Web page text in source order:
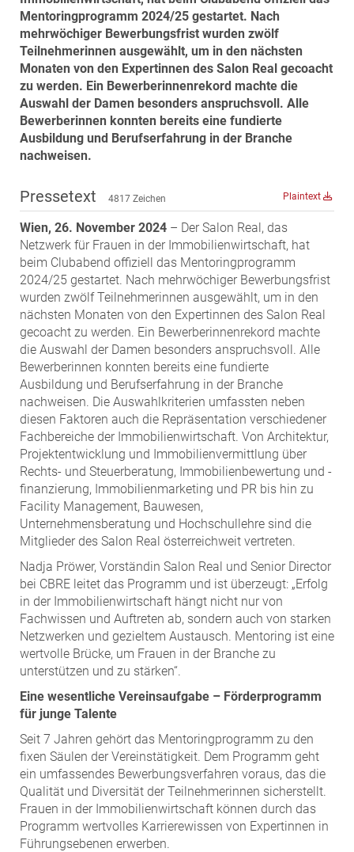
PAYUCA
Raiffeisen Property Holding International
Salon Real
Savoir Vivre Group
Schwabenhaus
STEUP Realitäten
STIX + Partner
VÖPE Next
Verband Österreichischer Versicherungsmakler
Weinrauch Rechtsanwälte
WINEGG Realitäten
ZEHA Real Estate
Media
Pressekontakt
Mentoringprogramm 2024/25 gestartet. Nach
mehrwöchiger Bewerbungsfrist wurden zwölf
Teilnehmerinnen ausgewählt, um in den nächsten
Monaten von den Expertinnen des Salon Real gecoacht
zu werden. Ein Bewerberinnenrekord machte die
Auswahl der Damen besonders anspruchsvoll. Alle
Bewerberinnen konnten bereits eine fundierte
Ausbildung und Berufserfahrung in der Branche
nachweisen.
Pressetext 4817 Zeichen Plaintext
Wien, 26. November 2024 – Der Salon Real, das
Netzwerk für Frauen in der Immobilienwirtschaft, hat
beim Clubabend offiziell das Mentoringprogramm
2024/25 gestartet. Nach mehrwöchiger Bewerbungsfrist
wurden zwölf Teilnehmerinnen ausgewählt, um in den
nächsten Monaten von den Expertinnen des Salon Real
gecoacht zu werden. Ein Bewerberinnenrekord machte
die Auswahl der Damen besonders anspruchsvoll. Alle
Bewerberinnen konnten bereits eine fundierte
Ausbildung und Berufserfahrung in der Branche
nachweisen. Die Auswahlkriterien umfassten neben
diesen Faktoren auch die Repräsentation verschiedener
Fachbereiche der Immobilienwirtschaft. Von Architektur,
Projektentwicklung und Immobilienvermittlung über
Rechts- und Steuerberatung, Immobilienbewertung und -
finanzierung, Immobilienmarketing und PR bis hin zu
Facility Management, Bauwesen,
Unternehmensberatung und Hochschullehre sind die
Mitglieder des Salon Real österreichweit vertreten.
Nadja Pröwer, Vorständin Salon Real und Senior Director
bei CBRE leitet das Programm und ist überzeugt: „Erfolg
in der Immobilienwirtschaft hängt nicht nur von
Fachwissen und Auftreten ab, sondern auch von starken
Netzwerken und gezieltem Austausch. Mentoring ist eine
wertvolle Brücke, um Frauen in der Branche zu
unterstützen und zu stärken“.
Eine wesentliche Vereinsaufgabe – Förderprogramm
für junge Talente
Seit 7 Jahren gehört das Mentoringprogramm zu den
fixen Säulen der Vereinstätigkeit. Dem Programm geht
ein umfassendes Bewerbungsverfahren voraus, das die
Qualität und Diversität der Teilnehmerinnen sicherstellt.
Frauen in der Immobilienwirtschaft können durch das
Programm wertvolles Karrierewissen von Expertinnen in
Führungsebenen erwerben.